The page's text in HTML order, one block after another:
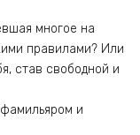
многое на
правилами? Или
став свободной и
и